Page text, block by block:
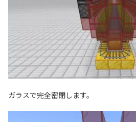
ガラスで完全密閉します。